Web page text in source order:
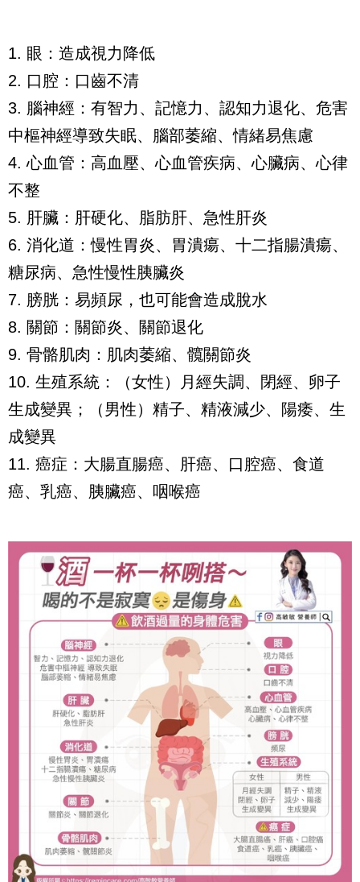
1. 眼：造成視力降低
2. 口腔：口齒不清
3. 腦神經：有智力、記憶力、認知力退化、危害
中樞神經導致失眠、腦部萎縮、情緒易焦慮
4. 心血管：高血壓、心血管疾病、心臟病、心律
不整
5. 肝臟：肝硬化、脂肪肝、急性肝炎
6. 消化道：慢性胃炎、胃潰瘍、十二指腸潰瘍、
糖尿病、急性慢性胰臟炎
7. 膀胱：易頻尿，也可能會造成脫水
8. 關節：關節炎、關節退化
9. 骨骼肌肉：肌肉萎縮、髖關節炎
10. 生殖系統：（女性）月經失調、閉經、卵子
生成變異；（男性）精子、精液減少、陽痿、生
成變異
11. 癌症：大腸直腸癌、肝癌、口腔癌、食道
癌、乳癌、胰臟癌、咽喉癌